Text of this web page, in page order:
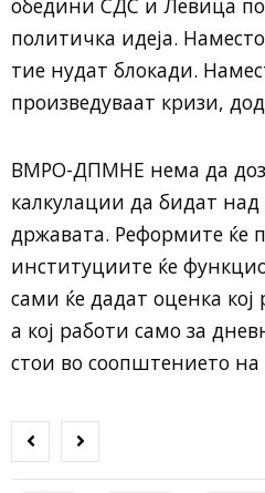
обедини СДС и Левица
политичка идеја.
тие нудат блокади.
произведуваат кризи,
ВМРО-ДПМНЕ нема да
калкулации да бидат
државата. Реформите ќе
институциите ќе
сами ќе дадат оценка
а кој работи само за
стои во соопштението